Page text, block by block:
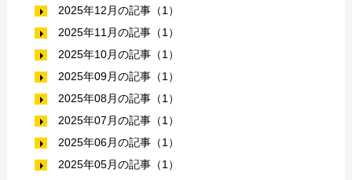
2025年12月の記事（1）
2025年11月の記事（1）
2025年10月の記事（1）
2025年09月の記事（1）
2025年08月の記事（1）
2025年07月の記事（1）
2025年06月の記事（1）
2025年05月の記事（1）